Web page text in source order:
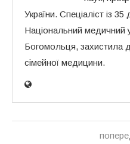
України. Спеціаліст із
Національний медичний
Богомольця, захистила
сімейної медицини.